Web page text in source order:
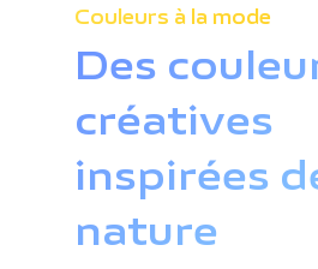
Couleurs à la mode
Des
créatives
inspirées
nature